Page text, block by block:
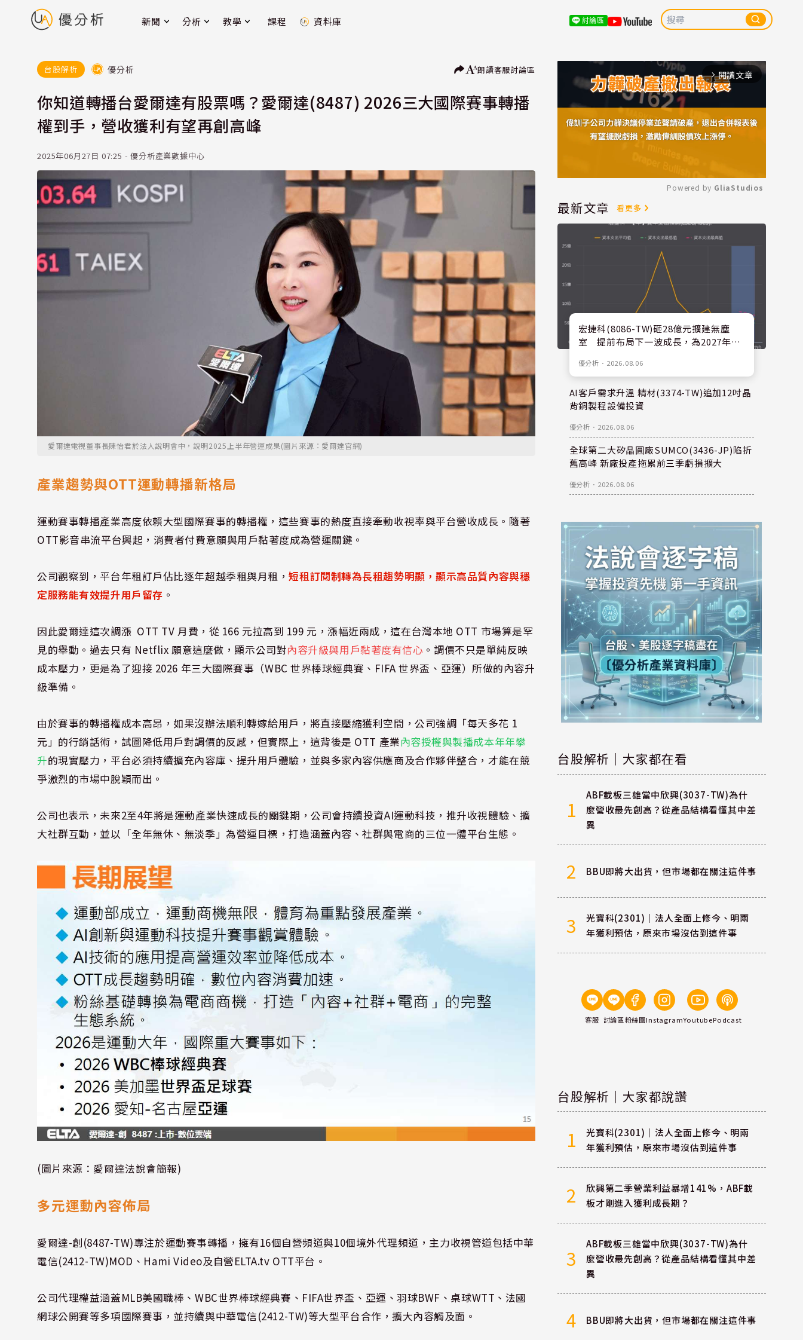
新聞 分析 教學 課程 資料庫 討論區
台股解析 優分析 朗讀客服討論區
你知道轉播台愛爾達有股票嗎？愛爾達(8487) 2026三大國際賽事轉播
權到手，營收獲利有望再創高峰
2025年06月27日 07:25 - 優分析產業數據中心
愛爾達電視董事長陳怡君於法人說明會中，說明2025上半年營運成果(圖片來源：愛爾達官網)
產業趨勢與OTT運動轉播新格局
運動賽事轉播產業高度依賴大型國際賽事的轉播權，這些賽事的熱度直接牽動收視率與平台營收成長。隨著
OTT影音串流平台興起，消費者付費意願與用戶黏著度成為營運關鍵。
公司觀察到，平台年租訂戶佔比逐年超越季租與月租，短租訂閱制轉為長租趨勢明顯，顯示高品質內容與穩
定服務能有效提升用戶留存 。
因此愛爾達這次調漲 OTT TV 月費，從 166 元拉高到 199 元，漲幅近兩成，這在台灣本地 OTT 市場算是罕
見的舉動。過去只有 Netflix 願意這麼做，顯示公司對內容升級與用戶黏著度有信心 。調價不只是單純反映
成本壓力，更是為了迎接 2026 年三大國際賽事（WBC 世界棒球經典賽、FIFA 世界盃、亞運）所做的內容升
級準備。
由於賽事的轉播權成本高昂，如果沒辦法順利轉嫁給用戶，將直接壓縮獲利空間，公司強調「每天多花 1
元」的行銷話術，試圖降低用戶對調價的反感，但實際上，這背後是 OTT 產業內容授權與製播成本年年攀
升的現實壓力，平台必須持續擴充內容庫、提升用戶體驗，並與多家內容供應商及合作夥伴整合，才能在競
爭激烈的市場中脫穎而出。
公司也表示，未來2至4年將是運動產業快速成長的關鍵期，公司會持續投資AI運動科技，推升收視體驗、擴
大社群互動，並以「全年無休、無淡季」為營運目標，打造涵蓋內容、社群與電商的三位一體平台生態。
(圖片來源：愛爾達法說會簡報)
多元運動內容佈局
愛爾達-創(8487-TW)專注於運動賽事轉播，擁有16個自營頻道與10個境外代理頻道，主力收視管道包括中華
電信(2412-TW)MOD、Hami Video及自營ELTA.tv OTT平台。
公司代理權益涵蓋MLB美國職棒、WBC世界棒球經典賽、FIFA世界盃、亞運、羽球BWF、桌球WTT、法國
網球公開賽等多項國際賽事，並持續與中華電信(2412-TW)等大型平台合作，擴大內容觸及面。
arrow_forward_ios 閱讀文章
Mute
Powered by GliaStudios
最新文章 看更多
宏捷科(8086-TW)砸28億元擴建無塵
室 提前布局下一波成長，為2027年後
優分析 ． 2026.08.06
AI客戶需求升溫 精材(3374-TW)追加12吋晶
背銅製程設備投資
優分析 ． 2026.08.06
全球第二大矽晶圓廠SUMCO(3436-JP)陷折
舊高峰 新廠投產拖累前三季虧損擴大
優分析 ． 2026.08.06
台股解析｜大家都在看
1
ABF載板三雄當中欣興(3037-TW)為什
麼營收最先創高？從產品結構看懂其中差
異
2 BBU即將大出貨，但市場都在關注這件事
3
光寶科(2301)｜法人全面上修今、明兩
年獲利預估，原來市場沒估到這件事
客服 討論區粉絲團InstagramYoutubePodcast
台股解析｜大家都說讚
1
光寶科(2301)｜法人全面上修今、明兩
年獲利預估，原來市場沒估到這件事
2
欣興第二季營業利益暴增141%，ABF載
板才剛進入獲利成長期？
3
ABF載板三雄當中欣興(3037-TW)為什
麼營收最先創高？從產品結構看懂其中差
異
4 BBU即將大出貨，但市場都在關注這件事